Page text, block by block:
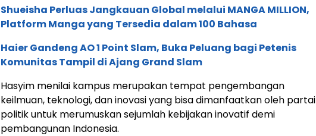
Shueisha Perluas Jangkauan Global melalui MANGA MILLION,
Platform Manga yang Tersedia dalam 100 Bahasa
Haier Gandeng AO 1 Point Slam, Buka Peluang bagi Petenis
Komunitas Tampil di Ajang Grand Slam
Hasyim menilai kampus merupakan tempat pengembangan
keilmuan, teknologi, dan inovasi yang bisa dimanfaatkan oleh partai
politik untuk merumuskan sejumlah kebijakan inovatif demi
pembangunan Indonesia.